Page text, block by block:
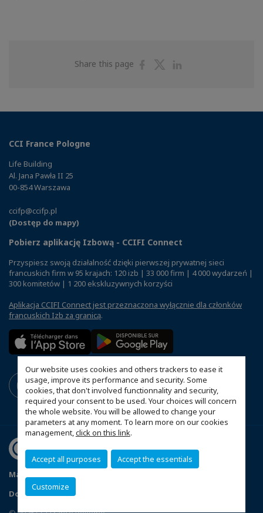
Our website uses cookies and others trackers to ease it
usage, improve its performance and security. Some
cookies, that don't involved functionnality and security,
required your consent to be used. Your choices will concern
the whole website. You will be allowed to change your
parameters at any moment. To learn more on our cookies
management,click on this link.
Accept all purposes Accept the essentials
Customize
Share this page
ShareShare
CCI France Pologne
Life Building
Al. Jana Pawła II 25
00-854 Warszawa
ccifp@ccifp.pl
(Dostęp do mapy)
Pobierz aplikację Izbową - CCIFI Connect
Przyspiesz swoją działalność dzięki pierwszej prywatnej sieci
francuskich firm w 95 krajach: 120 izb | 33 000 firm | 4 000 wydarzeń |
300 komitetów | 1 200 ekskluzywnych korzyści
Aplikacja CCIFI Connect jest przeznaczona wyłącznie dla członków
francuskich Izb za granicą.
Mapa witryny
Dopasuj swoje ustawienia cookies